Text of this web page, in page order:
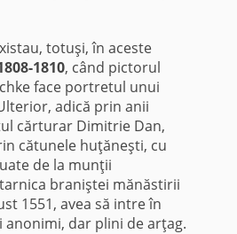
totuşi, în aceste
1810, când pictorul
face portretul unui
adică prin anii
cărturar Dimitrie Dan,
cătunele huţăneşti, cu
de la munţii
braniştei mănăstirii
1551, avea să intre în
dar plini de arţag.